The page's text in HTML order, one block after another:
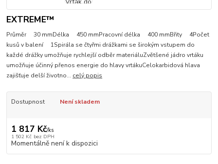
EXTREME™
Průměr 30 mmDélka 450 mmPracovní délka 400 mmBřity 4Počet
kusů v balení 1Spirála se čtyřmi drážkami se širokým vstupem do
každé drážky umožňuje rychlejší odběr materiáluZvětšené jádro vrtáku
umožňuje účinný přenos energie do hlavy vrtákuCelokarbidová hlava
zajišťuje delší životno... celý popis
Dostupnost Není skladem
1 817 Kč/ks
1 502 Kč bez DPH
Momentálně není k dispozici